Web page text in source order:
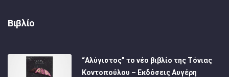
Βιβλίο
“Αλύγιστος” το νέο βιβλίο της Τόνιας
Κοντοπούλου – Εκδόσεις Αυγέρη